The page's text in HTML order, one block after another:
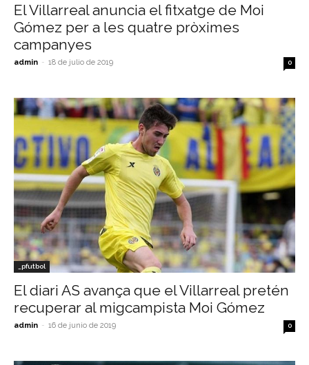
El Villarreal anuncia el fitxatge de Moi
Gómez per a les quatre pròximes
campanyes
admin - 18 de julio de 2019 0
_pfutbol
El diari AS avança que el Villarreal pretén
recuperar al migcampista Moi Gómez
admin - 16 de junio de 2019 0